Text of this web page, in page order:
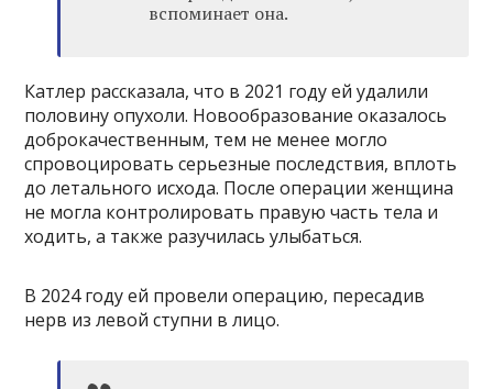
вспоминает она.
Катлер рассказала, что в 2021 году ей удалили
половину опухоли. Новообразование оказалось
доброкачественным, тем не менее могло
спровоцировать серьезные последствия, вплоть
до летального исхода. После операции женщина
не могла контролировать правую часть тела и
ходить, а также разучилась улыбаться.
В 2024 году ей провели операцию, пересадив
нерв из левой ступни в лицо.